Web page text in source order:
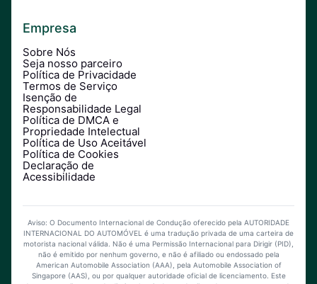
Empresa
Sobre Nós
Seja nosso parceiro
Política de Privacidade
Termos de Serviço
Isenção de
Responsabilidade Legal
Política de DMCA e
Propriedade Intelectual
Política de Uso Aceitável
Política de Cookies
Declaração de
Acessibilidade
Aviso: O Documento Internacional de Condução oferecido pela AUTORIDADE
INTERNACIONAL DO AUTOMÓVEL é uma tradução privada de uma carteira de
motorista nacional válida. Não é uma Permissão Internacional para Dirigir (PID),
não é emitido por nenhum governo, e não é afiliado ou endossado pela
American Automobile Association (AAA), pela Automobile Association of
Singapore (AAS), ou por qualquer autoridade oficial de licenciamento. Este